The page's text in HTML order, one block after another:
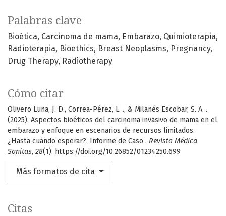
Palabras clave
Bioética Carcinoma de mama Embarazo Quimioterapia
Radioterapia
Bioethics Breast Neoplasms
Pregnancy
Drug Therapy Radiotherapy
Cómo citar
Olivero Luna, J. D., Correa-Pérez, L. ., & Milanés Escobar, S. A. .
(2025). Aspectos bioéticos del carcinoma invasivo de mama en el
embarazo y enfoque en escenarios de recursos limitados.
¿Hasta cuándo esperar?. Informe de Caso . Revista Médica
Sanitas, 28(1). https://doi.org/10.26852/01234250.699
Más formatos de cita
Citas